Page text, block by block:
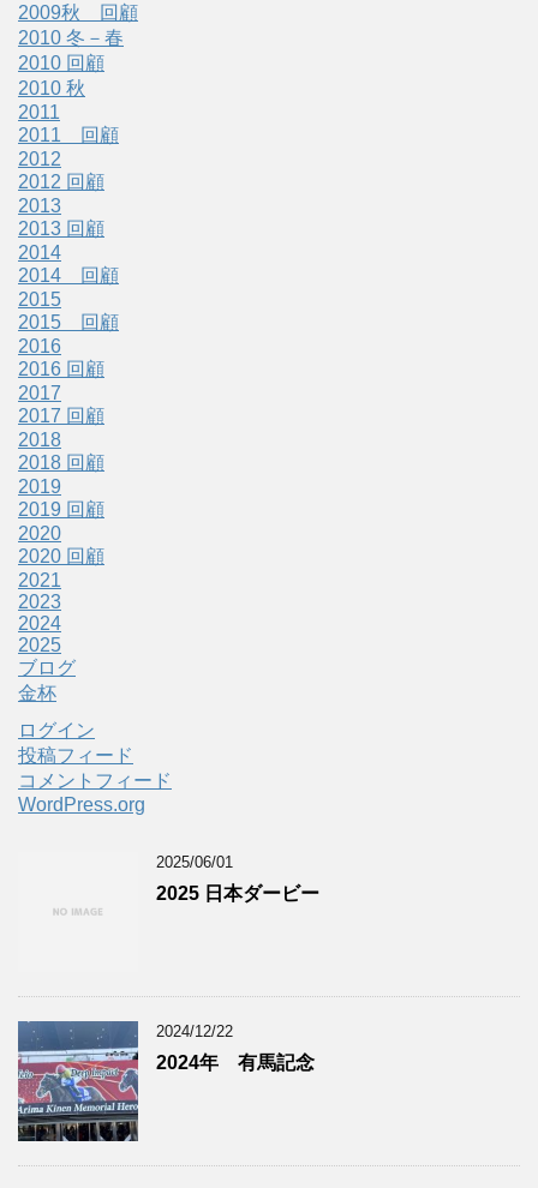
2009秋 回顧
2010 冬－春
2010 回顧
2010 秋
2011
2011 回顧
2012
2012 回顧
2013
2013 回顧
2014
2014 回顧
2015
2015 回顧
2016
2016 回顧
2017
2017 回顧
2018
2018 回顧
2019
2019 回顧
2020
2020 回顧
2021
2023
2024
2025
ブログ
金杯
ログイン
投稿フィード
コメントフィード
WordPress.org
2025/06/01
2025 日本ダービー
2024/12/22
2024年 有馬記念